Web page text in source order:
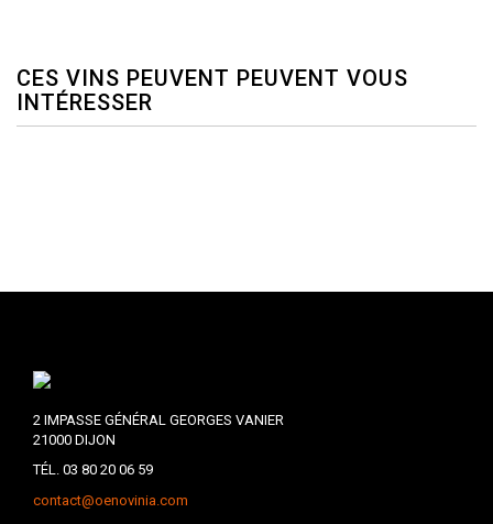
CES VINS PEUVENT PEUVENT VOUS
INTÉRESSER
2 IMPASSE GÉNÉRAL GEORGES VANIER
21000 DIJON
TÉL. 03 80 20 06 59
contact@oenovinia.com